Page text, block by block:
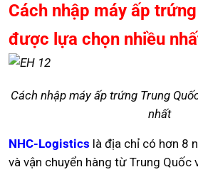
Cách nhập máy ấp
được lựa chọn nhiều
Cách nhập máy ấp trứng Trung
nhất
NHC-Logistics là địa chỉ có hơn 8
và vận chuyển hàng từ Trung Quốc